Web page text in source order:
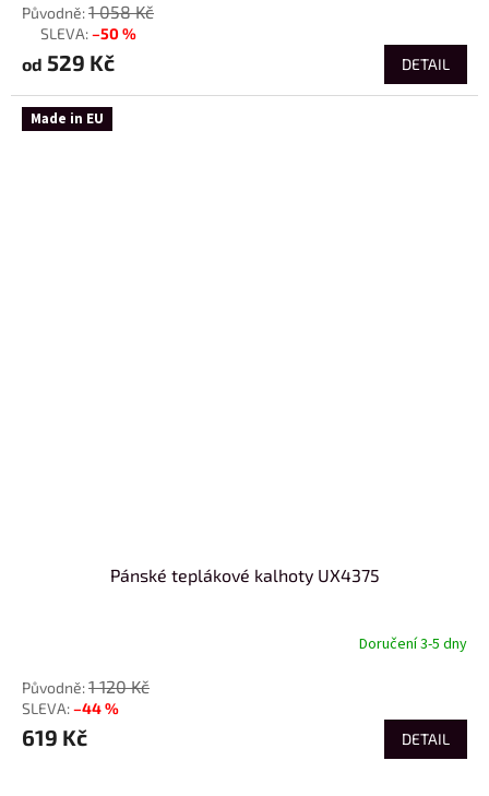
1 058 Kč
–50 %
od 529 Kč DETAIL
Made in EU
Pánské teplákové kalhoty UX4375
Doručení 3-5 dny
1 120 Kč
–44 %
619 Kč DETAIL